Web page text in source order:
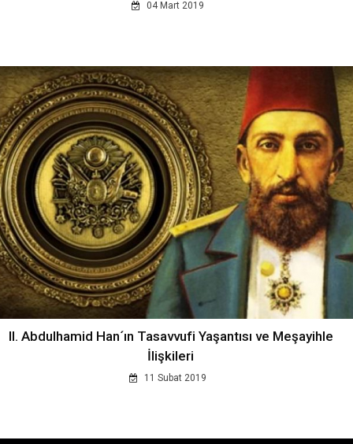
04 Mart 2019
II. Abdulhamid Han´ın Tasavvufi Yaşantısı ve Meşayihle
İlişkileri
11 Subat 2019